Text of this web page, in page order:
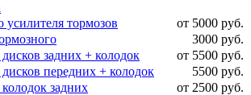
усилителя тормозов
от 5000 руб.
3000 руб.
задних + колодок
от 5500 руб.
передних + колодок
5500 руб.
задних
от 2500 руб.